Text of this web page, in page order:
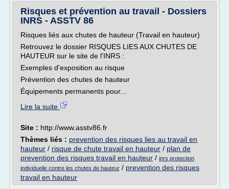
Risques et prévention au travail - Dossiers
INRS - ASSTV 86
Risques liés aux chutes de hauteur (Travail en hauteur)
Retrouvez le dossier RISQUES LIES AUX CHUTES DE
HAUTEUR sur le site de l'INRS :
Exemples d'exposition au risque
Prévention des chutes de hauteur
Équipements permanents pour...
Lire la suite
Site : http://www.asstv86.fr
Thèmes liés : prevention des risques lies au travail en
hauteur / risque de chute travail en hauteur / plan de
prevention des risques travail en hauteur / inrs protection
individuelle contre les chutes de hauteur / prevention des risques
travail en hauteur